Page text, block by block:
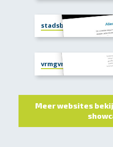
stadsbeheer.com
vrmgvr.nl
Meer websites